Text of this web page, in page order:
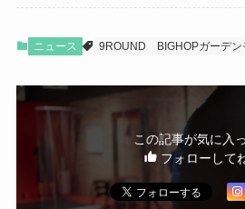
ニュース 9ROUND BIGHOPガーデ
この記事が気に入
フォローして